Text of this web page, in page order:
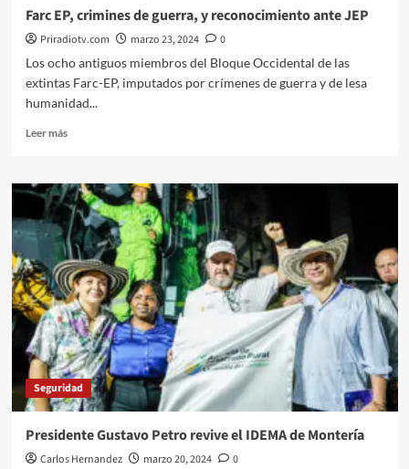
Farc EP, crimines de guerra, y reconocimiento ante JEP
Priradiotv.com marzo 23, 2024
0
Los ocho antiguos miembros del Bloque Occidental de las
extintas Farc-EP, imputados por crímenes de guerra y de lesa
humanidad...
Leer másLeer
Farc
EP,
crimines
de
guerra,
y
reconocimiento
ante
JEP
Seguridad
Presidente Gustavo Petro revive el IDEMA de Montería
Carlos Hernandez marzo 20, 2024
0